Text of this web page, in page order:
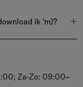
ik ‘m)?
Za-Zo: 09:00–